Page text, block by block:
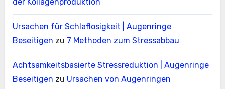
der Kollagenproduktion
Ursachen für Schlaflosigkeit | Augenringe
Beseitigen zu 7 Methoden zum Stressabbau
Achtsamkeitsbasierte Stressreduktion | Augenringe
Beseitigen zu Ursachen von Augenringen